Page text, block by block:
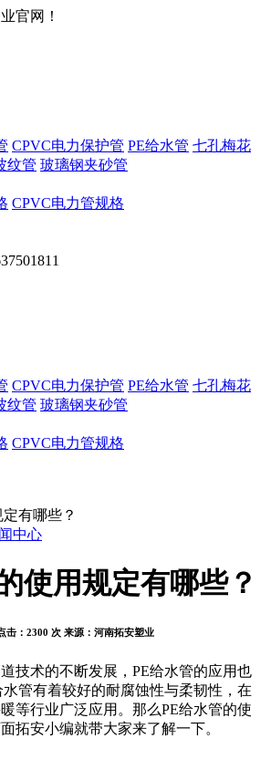
官网！
CPVC电力保护管 PE给水管 七孔梅花
纹管 玻璃钢夹砂管
CPVC电力管规格
CPVC电力保护管 PE给水管 七孔梅花
纹管 玻璃钢夹砂管
CPVC电力管规格
中心
使用规定有哪些？
击：2300 次 来源：河南拓安塑业
术的不断发展， PE给水管的应用也
水管有着较好的耐腐蚀性与柔韧性，在
等行业广泛应用。那么PE给水管的使
拓安小编就带大家来了解一下。